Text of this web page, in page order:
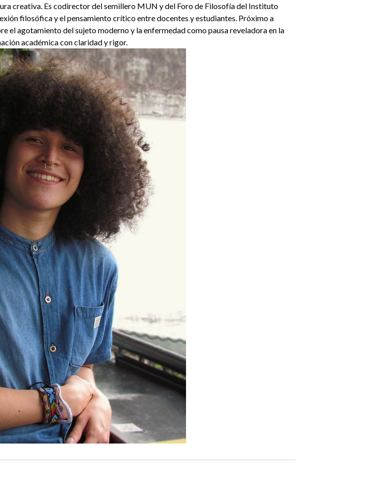
creativa. Es codirector del semillero MUN y del Foro de Filosofía del Instituto
filosófica y el pensamiento crítico entre docentes y estudiantes. Próximo a
el agotamiento del sujeto moderno y la enfermedad como pausa reveladora en la
académica con claridad y rigor.